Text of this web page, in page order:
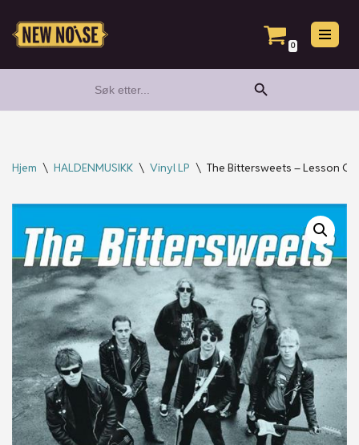
Hopp
0
for:
Search Button
Hjem \ HALDENMUSIKK \ Vinyl LP \ The Bittersweets – Lesson